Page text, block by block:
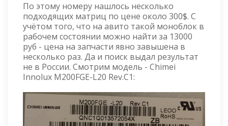
По этому номеру нашлось несколько
подходящих матриц по цене около 300$. С
учётом того, что на авито такой моноблок в
рабочем состоянии можно найти за 13000
руб - цена на запчасти явно завышена в
несколько раз. Да и поиск выдал результат
не в России. Смотрим модель - Chimei
Innolux M200FGE-L20 Rev.C1: